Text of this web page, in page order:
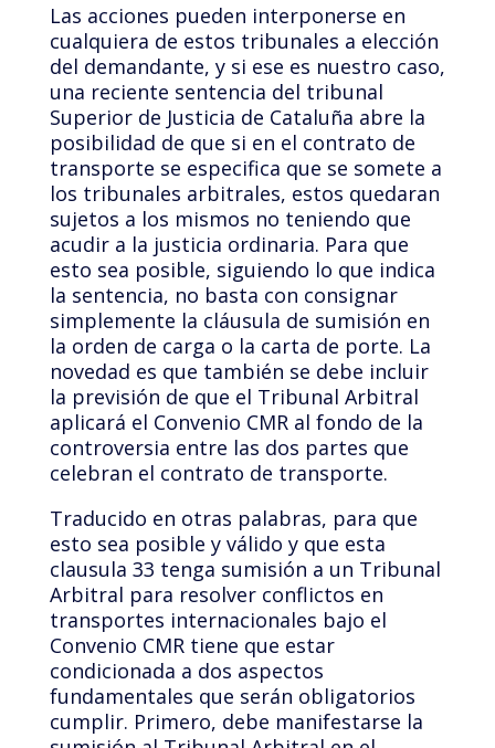
Las acciones pueden interponerse en
cualquiera de estos tribunales a elección
del demandante, y si ese es nuestro caso,
una reciente sentencia del tribunal
Superior de Justicia de Cataluña abre la
posibilidad de que si en el contrato de
transporte se especifica que se somete a
los tribunales arbitrales, estos quedaran
sujetos a los mismos no teniendo que
acudir a la justicia ordinaria. Para que
esto sea posible, siguiendo lo que indica
la sentencia, no basta con consignar
simplemente la cláusula de sumisión en
la orden de carga o la carta de porte. La
novedad es que también se debe incluir
la previsión de que el Tribunal Arbitral
aplicará el Convenio CMR al fondo de la
controversia entre las dos partes que
celebran el contrato de transporte.
Traducido en otras palabras, para que
esto sea posible y válido y que esta
clausula 33 tenga sumisión a un Tribunal
Arbitral para resolver conflictos en
transportes internacionales bajo el
Convenio CMR tiene que estar
condicionada a dos aspectos
fundamentales que serán obligatorios
cumplir. Primero, debe manifestarse la